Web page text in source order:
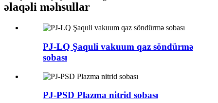
əlaqəli məhsullar
PJ-LQ Şaquli vakuum qaz söndürmə
sobası
PJ-PSD Plazma nitrid sobası